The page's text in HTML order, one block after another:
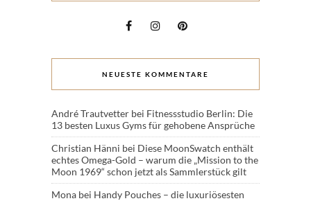
NEUESTE KOMMENTARE
André Trautvetter bei Fitnessstudio Berlin: Die
13 besten Luxus Gyms für gehobene Ansprüche
Christian Hänni bei Diese MoonSwatch enthält
echtes Omega-Gold – warum die „Mission to the
Moon 1969“ schon jetzt als Sammlerstück gilt
Mona bei Handy Pouches – die luxuriösesten